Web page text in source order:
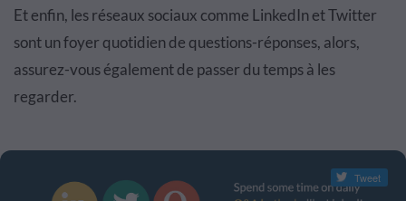
Et enfin, les réseaux sociaux comme LinkedIn et Twitter
sont un foyer quotidien de questions-réponses, alors,
assurez-vous également de passer du temps à les
regarder.
Tweet